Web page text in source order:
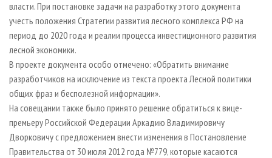
власти. При постановке задачи на разработку этого документа
учесть положения Стратегии развития лесного комплекса РФ на
период до 2020 года и реалии процесса инвестиционного развития
лесной экономики.
В проекте документа особо отмечено: «Обратить внимание
разработчиков на исключение из текста проекта Лесной политики
общих фраз и бесполезной информации».
На совещании также было принято решение обратиться к вице-
премьеру Российской Федерации Аркадию Владимировичу
Дворковичу с предложением внести изменения в Постановление
Правительства от 30 июля 2012 года №779, которые касаются